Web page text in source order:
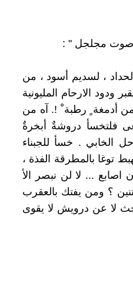
وصوت مجلجل " :
، لسديم أسود ، من
الارحام المليونية
من أدمغة ٍ رطبة ْ !. آه من
فلتخسأ دروشةٌ أبخرةٌ
الخابي . خسأ للجبناء
توغا بالمطرقة الفذة ،
... لا لن نبصر الأ
؟ ومن يفتك بالعقرب
لا عن درويش لا يقوى